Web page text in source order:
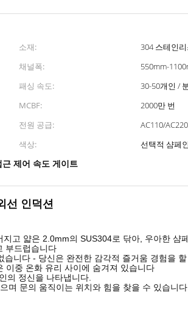
소재:
304 스테인
채널폭:
550mm-
패싱 속도:
30-50개인 /
MCBF:
2000만 번
전원 공급:
AC110/
색상:
선택적 샴페
제어 속도 게이트
선 인덕션
고 얇은 2.0mm의 SUS304로 닦아, 우아한 샴
부드럽습니다
니다 - 당신은 완전한 감각적 즐거움 경험을
이중 온화 유리 사이에 숨겨져 있습니다
의 정신을 나타냅니다.
문의 움직이는 위치와 힘을 찾을 수 있습니